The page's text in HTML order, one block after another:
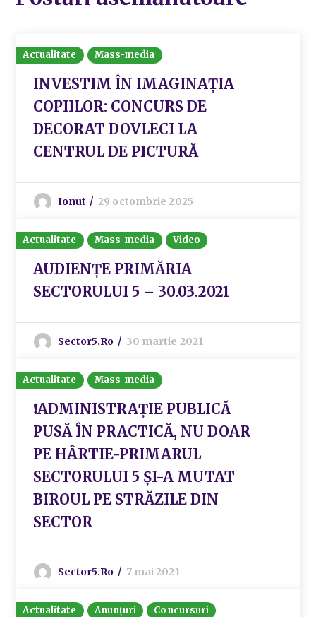
Actualitate Mass-media
INVESTIM ÎN IMAGINAȚIA
COPIILOR: CONCURS DE
DECORAT DOVLECI LA
CENTRUL DE PICTURĂ
Ionut 29 octombrie 2025
Actualitate Mass-media Video
AUDIENȚE PRIMĂRIA
SECTORULUI 5 – 30.03.2021
Sector5.ro 30 martie 2021
Actualitate Mass-media
❗️ADMINISTRAȚIE PUBLICĂ
PUSĂ ÎN PRACTICĂ, NU DOAR
PE HÂRTIE-PRIMARUL
SECTORULUI 5 ȘI-A MUTAT
BIROUL PE STRĂZILE DIN
SECTOR
Sector5.ro 7 mai 2021
Actualitate Anunțuri Concursuri